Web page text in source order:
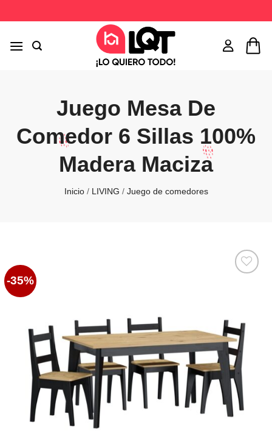
al
Juego Mesa De
Comedor 6 Sillas 100%
Madera Maciza
Inicio / LIVING / Juego de comedores
-35%